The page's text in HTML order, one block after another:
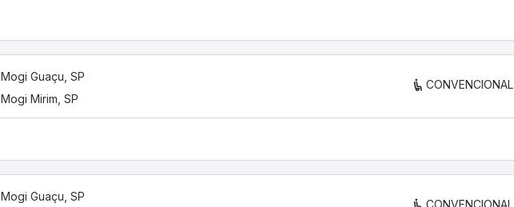
Mogi Guaçu, SP
Mogi Mirim, SP
CONVENCIONAL
Mogi Guaçu, SP
CONVENCIONAL